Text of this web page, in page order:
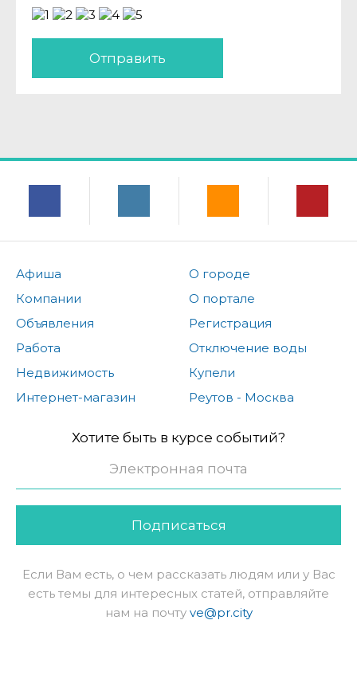
Отправить
Афиша
Компании
Объявления
Работа
Недвижимость
Интернет-магазин
О городе
О портале
Регистрация
Отключение воды
Купели
Реутов - Москва
Хотите быть в курсе событий?
Подписаться
Если Вам есть, о чем рассказать людям или у Вас
есть темы для интересных статей, отправляйте
нам на почту ve@pr.city